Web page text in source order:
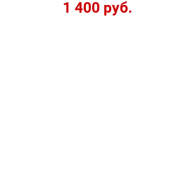
1 400 руб.